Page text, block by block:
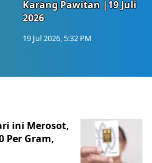
Karang Pawitan |19 Juli
2026
19 Jul 2026, 5:32 PM
ini Merosot,
Per Gram,